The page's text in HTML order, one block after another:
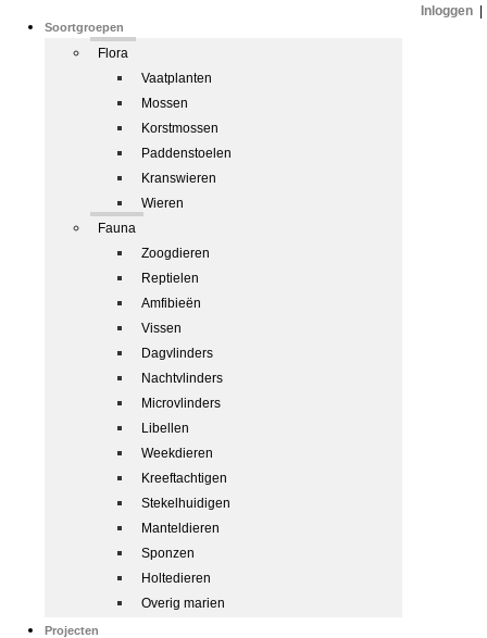
Soortgroepen
Flora
Vaatplanten
Mossen
Korstmossen
Paddenstoelen
Kranswieren
Wieren
Fauna
Zoogdieren
Reptielen
Amfibieën
Vissen
Dagvlinders
Nachtvlinders
Microvlinders
Libellen
Weekdieren
Kreeftachtigen
Stekelhuidigen
Manteldieren
Sponzen
Holtedieren
Overig marien
Projecten
Inloggen